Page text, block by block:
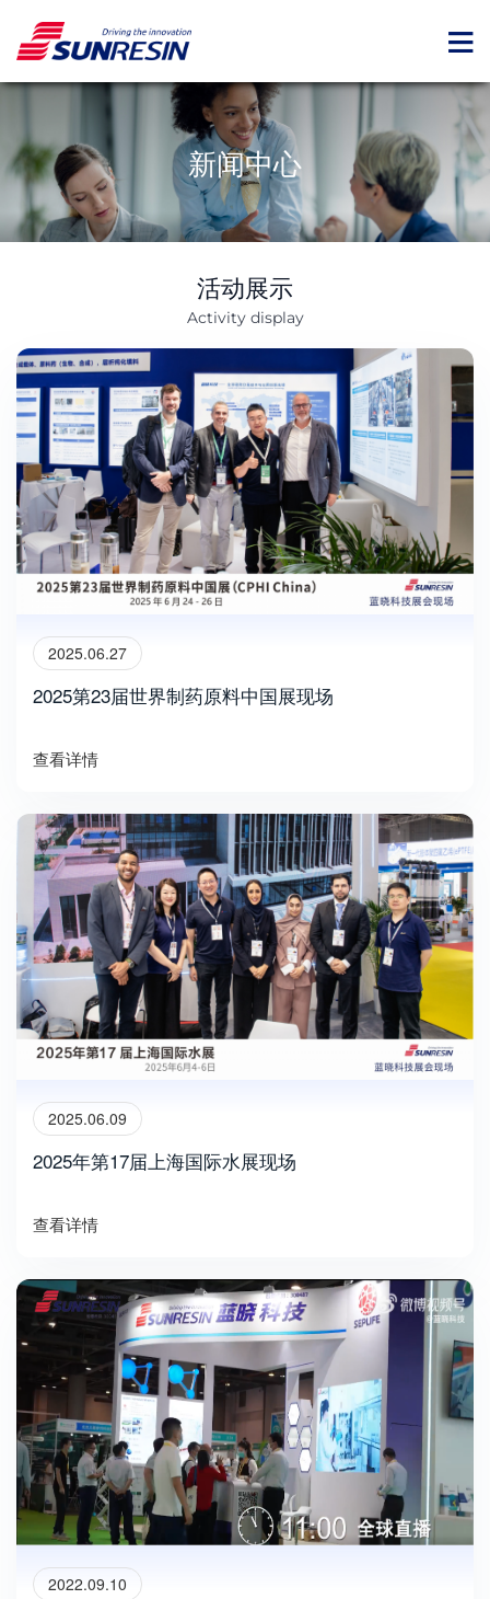
新闻中心
活动展示
Activity display
2025.06.27
2025第23届世界制药原料中国展现场
查看详情
2025.06.09
2025年第17届上海国际水展现场
查看详情
2022.09.10